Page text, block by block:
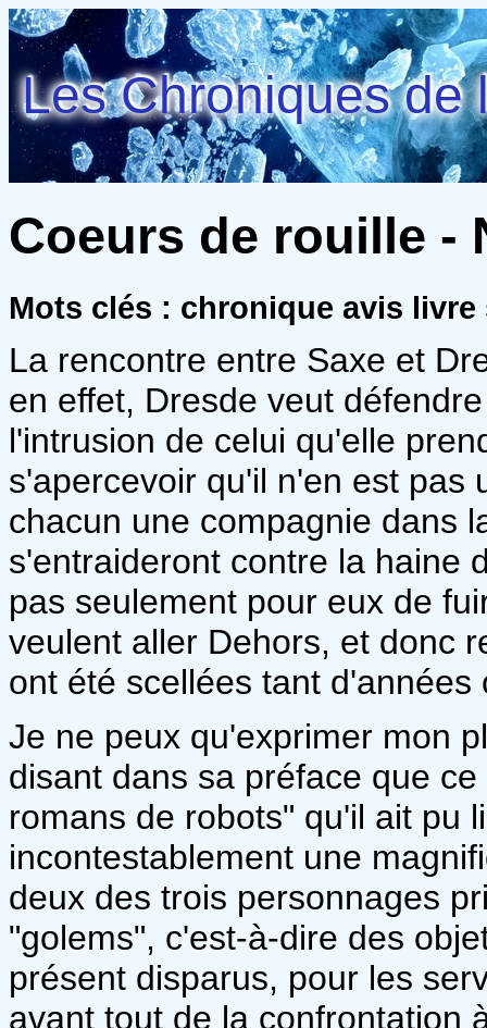
Les Chroniques de
Coeurs de rouille -
Mots clés : chronique avis
La rencontre entre Saxe et
en effet, Dresde veut
l'intrusion de celui qu'elle
s'apercevoir qu'il n'en est pas
chacun une compagnie dans
s'entraideront contre la haine
pas seulement pour eux de
veulent aller Dehors, et donc
ont été scellées tant
Je ne peux qu'exprimer mon
disant dans sa préface que
romans de robots" qu'il ait pu
incontestablement une
deux des trois personnages
"golems", c'est-à-dire des
présent disparus, pour les
avant tout de la confrontation